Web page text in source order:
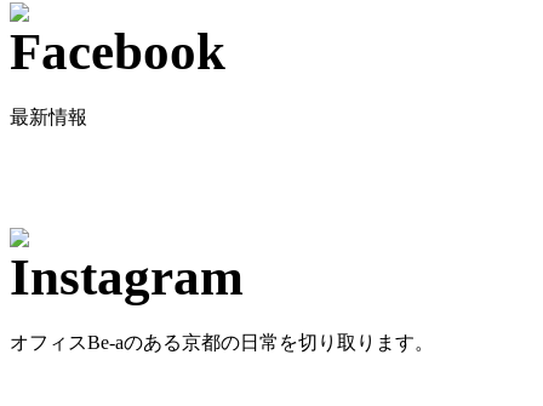
最新情報
オフィスBe-aのある京都の日常を切り取ります。